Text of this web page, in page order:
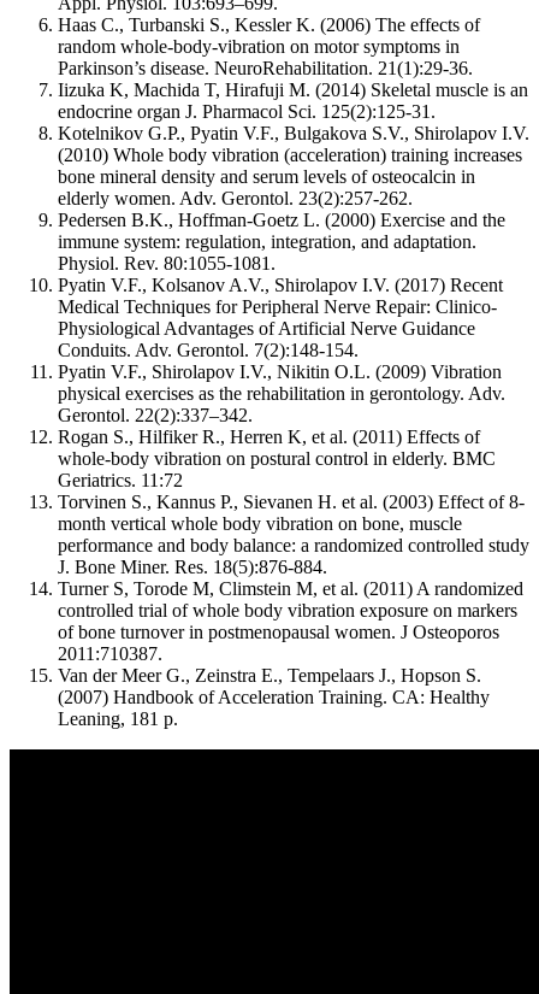
Haas C., Turbanski S., Kessler K. (2006) The effects of
random whole-body-vibration on motor symptoms in
Parkinson’s disease. NeuroRehabilitation. 21(1):29-36.
Iizuka K, Machida T, Hirafuji M. (2014) Skeletal muscle is an
endocrine organ J. Pharmacol Sci. 125(2):125-31.
Kotelnikov G.P., Pyatin V.F., Bulgakova S.V., Shirolapov I.V.
(2010) Whole body vibration (acceleration) training increases
bone mineral density and serum levels of osteocalcin in
elderly women. Adv. Gerontol. 23(2):257-262.
Pedersen B.K., Hoffman-Goetz L. (2000) Exercise and the
immune system: regulation, integration, and adaptation.
Physiol. Rev. 80:1055-1081.
Pyatin V.F., Kolsanov A.V., Shirolapov I.V. (2017) Recent
Medical Techniques for Peripheral Nerve Repair: Clinico-
Physiological Advantages of Artificial Nerve Guidance
Conduits. Adv. Gerontol. 7(2):148-154.
Pyatin V.F., Shirolapov I.V., Nikitin O.L. (2009) Vibration
physical exercises as the rehabilitation in gerontology. Adv.
Gerontol. 22(2):337–342.
Rogan S., Hilfiker R., Herren K, et al. (2011) Effects of
whole-body vibration on postural control in elderly. BMC
Geriatrics. 11:72
Torvinen S., Kannus P., Sievanen H. et al. (2003) Effect of 8-
month vertical whole body vibration on bone, muscle
performance and body balance: a randomized controlled study
J. Bone Miner. Res. 18(5):876-884.
Turner S, Torode M, Climstein M, et al. (2011) A randomized
controlled trial of whole body vibration exposure on markers
of bone turnover in postmenopausal women. J Osteoporos
2011:710387.
Van der Meer G., Zeinstra E., Tempelaars J., Hopson S.
(2007) Handbook of Acceleration Training. CA: Healthy
Leaning, 181 p.